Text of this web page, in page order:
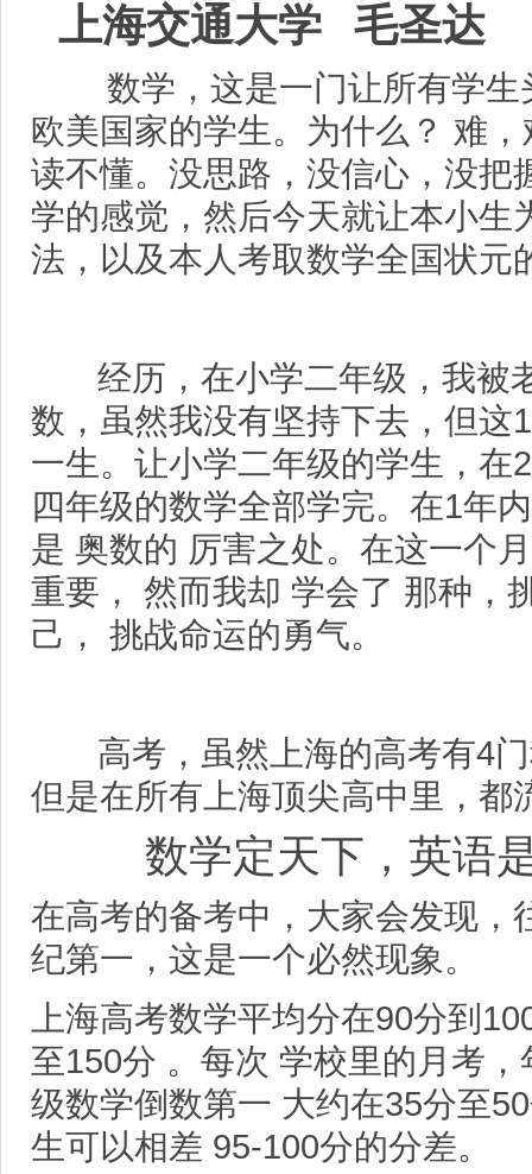
上海交通大学 毛圣达
数学，这是一门让所有学生
欧美国家的学生。为什么？ 难
读不懂。没思路，没信心，没把
学的感觉，然后今天就让本小生
法，以及本人考取数学全国状元
经历，在小学二年级，我被
数，虽然我没有坚持下去，但这
一生。让小学二年级的学生，在
四年级的数学全部学完。在1年
是 奥数的 厉害之处。在这一个
重要， 然而我却 学会了 那种，
己， 挑战命运的勇气。
高考，虽然上海的高考有4门
但是在所有上海顶尖高中里，都
数学定天下，英语
在高考的备考中，大家会发现，
纪第一，这是一个必然现象。
上海高考数学平均分在90分到
至150分 。每次 学校里的月考
级数学倒数第一 大约在35分至
生可以相差 95-100分的分差。